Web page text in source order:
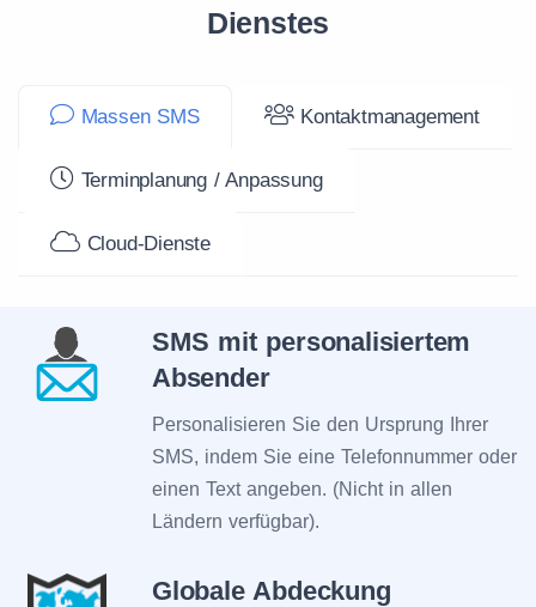
Dienstes
Massen SMS Kontaktmanagement
Terminplanung / Anpassung
Cloud-Dienste
SMS mit personalisiertem
Absender
Personalisieren Sie den Ursprung Ihrer
SMS, indem Sie eine Telefonnummer oder
einen Text angeben. (Nicht in allen
Ländern verfügbar).
Globale Abdeckung